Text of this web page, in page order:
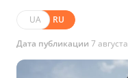
UA RU
Дата публикации 7